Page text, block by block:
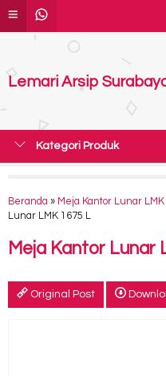
Lemari Arsip
Kategori Produk
Beranda » Meja Kantor Lunar
Lunar LMK 1675 L
Meja Kantor Lunar
Original Post